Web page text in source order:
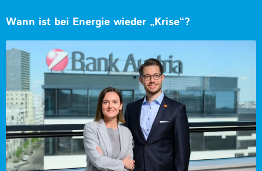
Wann ist bei Energie wieder „Krise“?